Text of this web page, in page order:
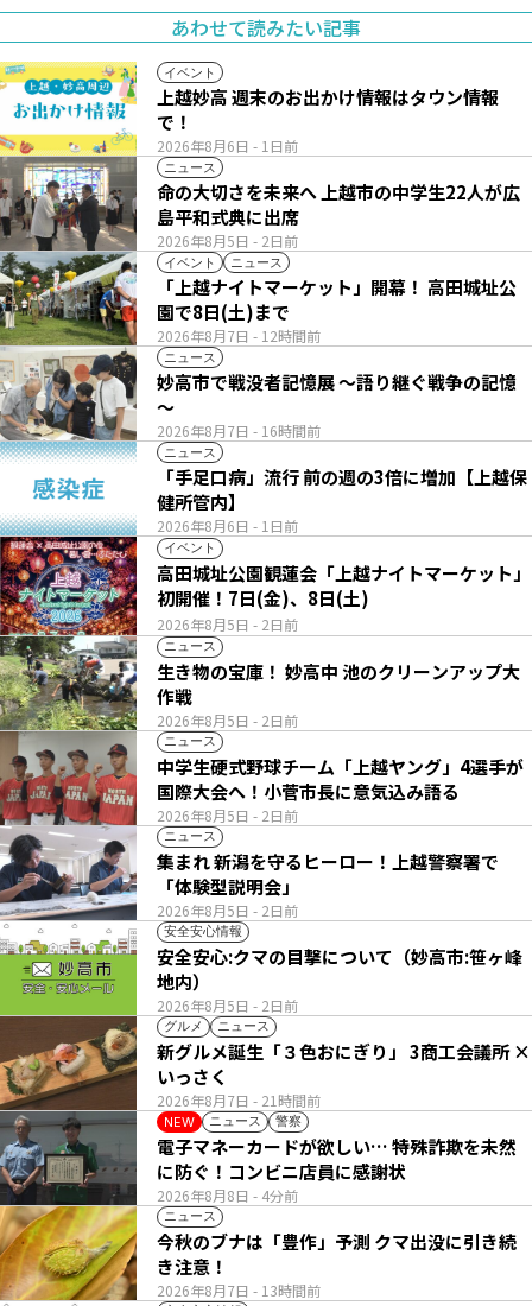
あわせて読みたい記事
イベント
2026年8月6日 - 1日前
上越妙高 週末のお出かけ情報はタウン情報
で！
ニュース
2026年8月5日 - 2日前
命の大切さを未来へ 上越市の中学生22人が広
島平和式典に出席
イベント ニュース
2026年8月7日 - 12時間前
「上越ナイトマーケット」開幕！ 高田城址公
園で8日(土)まで
ニュース
2026年8月7日 - 16時間前
妙高市で戦没者記憶展 ～語り継ぐ戦争の記憶
～
ニュース
2026年8月6日 - 1日前
「手足口病」流行 前の週の3倍に増加【上越保
健所管内】
イベント
2026年8月5日 - 2日前
高田城址公園観蓮会「上越ナイトマーケット」
初開催！7日(金)、8日(土)
ニュース
2026年8月5日 - 2日前
生き物の宝庫！ 妙高中 池のクリーンアップ大
作戦
ニュース
2026年8月5日 - 2日前
中学生硬式野球チーム「上越ヤング」4選手が
国際大会へ！小菅市長に意気込み語る
ニュース
2026年8月5日 - 2日前
集まれ 新潟を守るヒーロー！上越警察署で
「体験型説明会」
安全安心情報
2026年8月5日 - 2日前
安全安心:クマの目撃について（妙高市:笹ヶ峰
地内）
グルメ ニュース
2026年8月7日 - 21時間前
新グルメ誕生「３色おにぎり」 3商工会議所 ×
いっさく
NEW ニュース 警察
2026年8月8日 - 4分前
電子マネーカードが欲しい… 特殊詐欺を未然
に防ぐ！コンビニ店員に感謝状
ニュース
2026年8月7日 - 13時間前
今秋のブナは「豊作」予測 クマ出没に引き続
き注意！